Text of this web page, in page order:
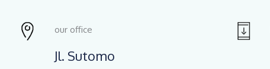
our office
Jl. Sutomo